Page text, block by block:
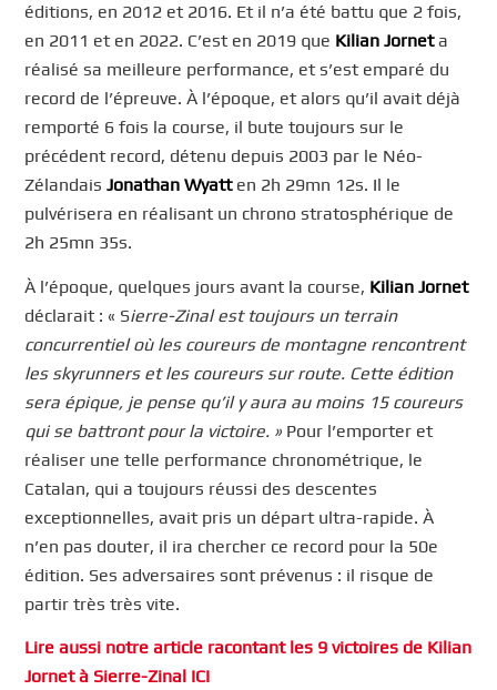
éditions, en 2012 et 2016. Et il n’a été battu que 2 fois,
en 2011 et en 2022. C’est en 2019 que Kilian Jorneta
réalisé sa meilleure performance, et s’est emparé du
record de l’épreuve. À l’époque, et alors qu’il avait déjà
remporté 6 fois la course, il bute toujours sur le
précédent record, détenu depuis 2003 par le Néo-
ZélandaisJonathan Wyatten 2h 29mn 12s. Il le
pulvérisera en réalisant un chrono stratosphérique de
2h 25mn 35s.
À l’époque, quelques jours avant la course, Kilian Jornet
déclarait : « Sierre-Zinal est toujours un terrain
concurrentiel où les coureurs de montagne rencontrent
les skyrunners et les coureurs sur route. Cette édition
sera épique, je pense qu’il y aura au moins 15 coureurs
qui se battront pour la victoire. » Pour l’emporter et
réaliser une telle performance chronométrique, le
Catalan, qui a toujours réussi des descentes
exceptionnelles, avait pris un départ ultra-rapide. À
n’en pas douter, il ira chercher ce record pour la 50e
édition. Ses adversaires sont prévenus : il risque de
partir très très vite.
Lire aussi notre article racontant les 9 victoires de Kilian
Jornet à Sierre-Zinal ICI